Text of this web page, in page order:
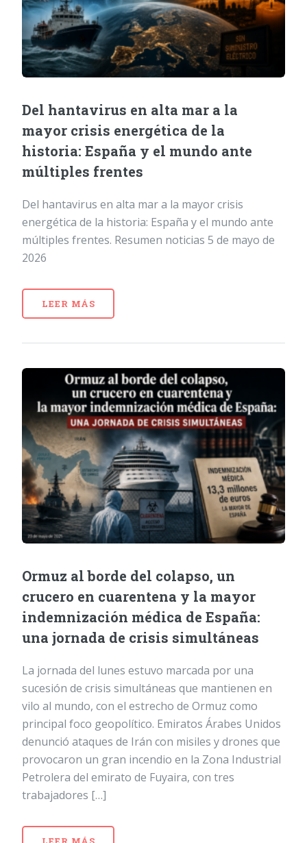
Del hantavirus en alta mar a la
mayor crisis energética de la
historia: España y el mundo ante
múltiples frentes
Del hantavirus en alta mar a la mayor crisis
energética de la historia: España y el mundo ante
múltiples frentes. Resumen noticias 5 de mayo de
2026
LEER MÁS
Ormuz al borde del colapso, un
crucero en cuarentena y la mayor
indemnización médica de España:
una jornada de crisis simultáneas
La jornada del lunes estuvo marcada por una
sucesión de crisis simultáneas que mantienen en
vilo al mundo, con el estrecho de Ormuz como
principal foco geopolítico. Emiratos Árabes Unidos
denunció ataques de Irán con misiles y drones que
provocaron un gran incendio en la Zona Industrial
Petrolera del emirato de Fuyaira, con tres
trabajadores […]